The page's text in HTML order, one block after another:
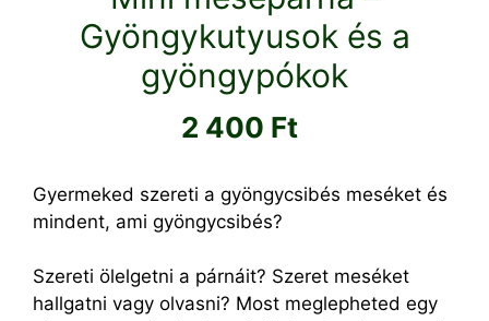
Gyöngykutyusok és a
gyöngypókok
2 400 Ft
Gyermeked szereti a gyöngycsibés meséket és
mindent, ami gyöngycsibés?
Szereti ölelgetni a párnáit? Szeret meséket
hallgatni vagy olvasni? Most meglepheted egy